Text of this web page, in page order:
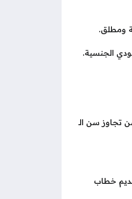
ومطلق.
الجنسية.
تجاوز سن الـ
أو من خلال تقديم خطاب